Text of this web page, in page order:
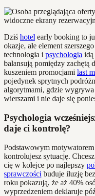
Dziś hotel early booking to
okazje, ale element
technologia i psychologia idą
balansują pomiędzy zachętą
kuszeniem promocjami last
pojedynek sprytnych
algorytmami, gdzie
wierszami i nie daje się
Psychologia
daje ci kontrolę?
Podstawowym
kontrolujesz sytuację.
cię w kolejce po najlepszy
sprawczości buduje iluzję
roku pokazują, że aż 40%
wyprzedzeniem deklaruje